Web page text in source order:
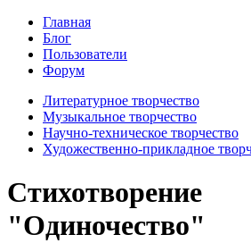
Главная
Блог
Пользователи
Форум
Литературное творчество
Музыкальное творчество
Научно-техническое творчество
Художественно-прикладное
Стихотворение
"Одиночество"